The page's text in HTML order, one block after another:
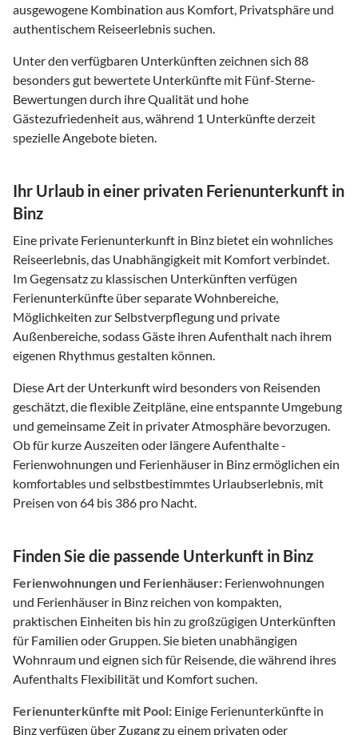
ausgewogene Kombination aus Komfort, Privatsphäre und
authentischem Reiseerlebnis suchen.
Unter den verfügbaren Unterkünften zeichnen sich 88
besonders gut bewertete Unterkünfte mit Fünf-Sterne-
Bewertungen durch ihre Qualität und hohe
Gästezufriedenheit aus, während 1 Unterkünfte derzeit
spezielle Angebote bieten.
Ihr Urlaub in einer privaten Ferienunterkunft in
Binz
Eine private Ferienunterkunft in Binz bietet ein wohnliches
Reiseerlebnis, das Unabhängigkeit mit Komfort verbindet.
Im Gegensatz zu klassischen Unterkünften verfügen
Ferienunterkünfte über separate Wohnbereiche,
Möglichkeiten zur Selbstverpflegung und private
Außenbereiche, sodass Gäste ihren Aufenthalt nach ihrem
eigenen Rhythmus gestalten können.
Diese Art der Unterkunft wird besonders von Reisenden
geschätzt, die flexible Zeitpläne, eine entspannte Umgebung
und gemeinsame Zeit in privater Atmosphäre bevorzugen.
Ob für kurze Auszeiten oder längere Aufenthalte -
Ferienwohnungen und Ferienhäuser in Binz ermöglichen ein
komfortables und selbstbestimmtes Urlaubserlebnis, mit
Preisen von 64 bis 386 pro Nacht.
Finden Sie die passende Unterkunft in Binz
Ferienwohnungen und Ferienhäuser: Ferienwohnungen
und Ferienhäuser in Binz reichen von kompakten,
praktischen Einheiten bis hin zu großzügigen Unterkünften
für Familien oder Gruppen. Sie bieten unabhängigen
Wohnraum und eignen sich für Reisende, die während ihres
Aufenthalts Flexibilität und Komfort suchen.
Ferienunterkünfte mit Pool: Einige Ferienunterkünfte in
Binz verfügen über Zugang zu einem privaten oder